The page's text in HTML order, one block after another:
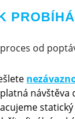
proces od